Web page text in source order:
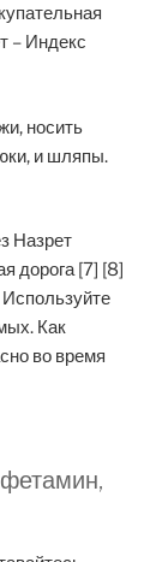
– Индекс
носить
и шляпы.
Назрет
дорога [7] [8]
Как
во время